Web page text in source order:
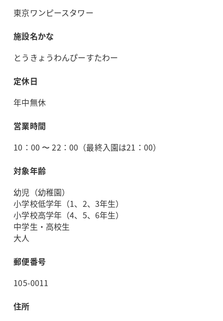
東京ワンピースタワー
施設名かな
とうきょうわんぴーすたわー
定休日
年中無休
営業時間
10：00 〜 22：00（最終入園は21：00）
対象年齢
幼児（幼稚園）
小学校低学年（1、2、3年生）
小学校高学年（4、5、6年生）
中学生・高校生
大人
郵便番号
105-0011
住所